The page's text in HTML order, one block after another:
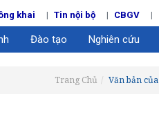
khai Tin nội bộ CBGV
Đào tạo Nghiên cứu
Trang Chủ Văn bản